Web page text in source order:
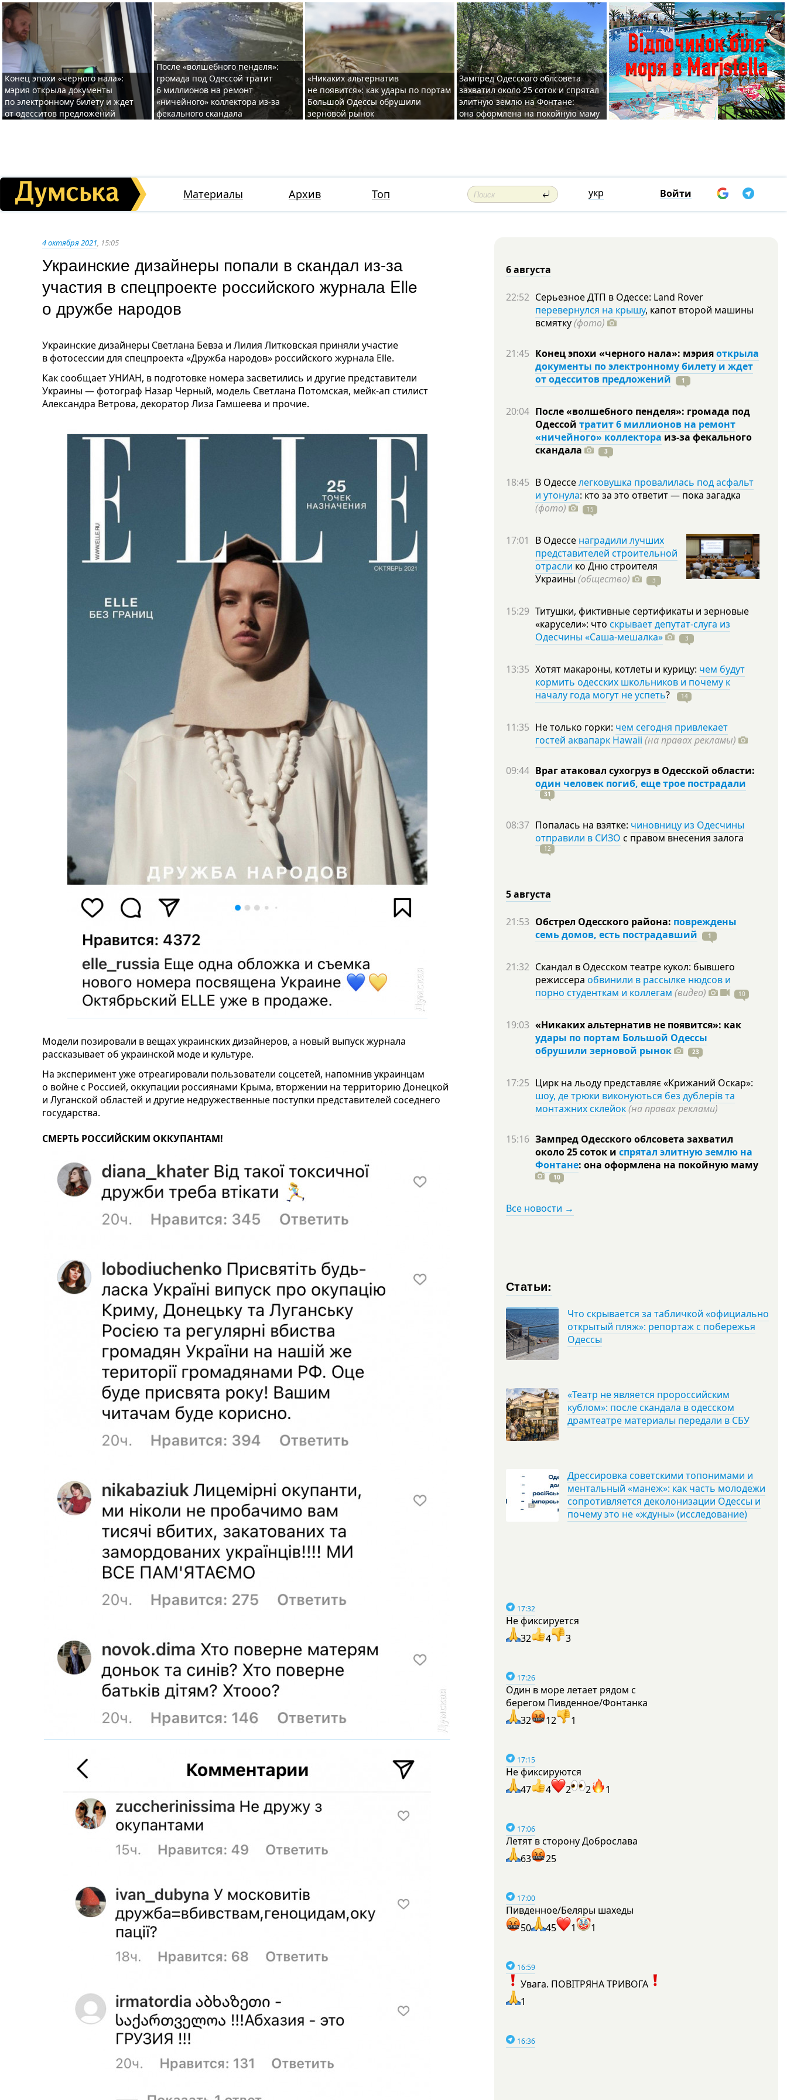
Конец эпохи «черного нала»:
мэрия открыла документы
по электронному билету и ждет
от одесситов предложений
После «волшебного пенделя»:
громада под Одессой тратит
6 миллионов на ремонт
«ничейного» коллектора из-за
фекального скандала
«Никаких альтернатив
не появится»: как удары по портам
Большой Одессы обрушили
зерновой рынок
Зампред Одесского облсовета
захватил около 25 соток и спрятал
элитную землю на Фонтане:
она оформлена на покойную маму
Материалы Архив Топ укр Войти
4 октября 2021, 15:05
Украинские дизайнеры попали в скандал из-за
участия в спецпроекте российского журнала Elle
о дружбе народов
Украинские дизайнеры Светлана Бевза и Лилия Литковская приняли участие
в фотосессии для спецпроекта «Дружба народов» российского журнала Elle.
Как сообщает УНИАН, в подготовке номера засветились и другие представители
Украины — фотограф Назар Черный, модель Светлана Потомская, мейк-ап стилист
Александра Ветрова, декоратор Лиза Гамшеева и прочие.
Модели позировали в вещах украинских дизайнеров, а новый выпуск журнала
рассказывает об украинской моде и культуре.
На эксперимент уже отреагировали пользователи соцсетей, напомнив украинцам
о войне с Россией, оккупации россиянами Крыма, вторжении на территорию Донецкой
и Луганской областей и другие недружественные поступки представителей соседнего
государства.
СМЕРТЬ РОССИЙСКИМ ОККУПАНТАМ!
6 августа
22:52 Серьезное ДТП в Одессе: Land Rover
перевернулся на крышу, капот второй машины
всмятку(фото)
21:45 Конец эпохи «черного нала»: мэрияоткрыла
документы по электронному билету и ждет
от одесситов предложений
1
20:04 После «волшебного пенделя»: громада под
Одессой тратит 6 миллионов на ремонт
«ничейного» коллектора из-за фекального
скандала
3
18:45 В Одесселегковушка провалилась под асфальт
и утонула: кто за это ответит — пока загадка
(фото)
15
17:01 В Одессе наградили лучших
представителей строительной
отрасли ко Дню строителя
Украины (общество) 3
15:29 Титушки, фиктивные сертификаты и зерновые
«карусели»: что скрывает депутат-слуга из
Одесчины «Саша-мешалка»
3
13:35 Хотят макароны, котлеты и курицу: чем будут
кормить одесских школьников и почему к
началу года могут не успеть? 14
11:35 Не только горки: чем сегодня привлекает
гостей аквапарк Hawaii (на правах рекламы)
09:44 Враг атаковал сухогруз в Одесской области:
один человек погиб, еще трое пострадали
31
08:37 Попалась на взятке: чиновницу из Одесчины
отправили в СИЗО с правом внесения залога
12
5 августа
21:53 Обстрел Одесского района: повреждены
семь домов, есть пострадавший
1
21:32 Скандал в Одесском театре кукол: бывшего
режиссера обвинили в рассылке нюдсов и
порно студенткам и коллегам (видео) 10
19:03 «Никаких альтернатив не появится»: как
удары по портам Большой Одессы
обрушили зерновой рынок
23
17:25 Цирк на льоду представляє «Крижаний Оскар»:
шоу, де трюки виконуються без дублерів та
монтажних склейок(на правах реклами)
15:16 Зампред Одесского облсовета захватил
около 25 соток и спрятал элитную землю на
Фонтане: она оформлена на покойную маму
10
Все новости →
Статьи:
Что скрывается за табличкой «официально
открытый пляж»: репортаж с побережья
Одессы
«Театр не является пророссийским
кублом»: после скандала в одесском
драмтеатре материалы передали в СБУ
Дрессировка советскими топонимами и
ментальный «манеж»: как часть молодежи
сопротивляется деколонизации Одессы и
почему это не «ждуны» (исследование)
17:32
Не фиксируется
32
4 3
17:26
Один в море летает рядом с
берегом Пивденное/Фонтанка
32
12 1
17:15
Не фиксируются
47
4 2 2 1
17:06
Летят в сторону Доброслава
63
25
17:00
Пивденное/Беляры шахеды
50
45 1 1
16:59
Увага. ПОВІТРЯНА ТРИВОГА
1
16:36